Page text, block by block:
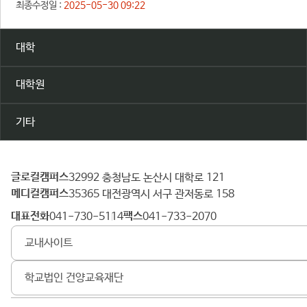
최종수정일 : 2025-05-30 09:22
대학
대학원
기타
건
양
대
학
글로컬캠퍼스 32992 충청남도 논산시 대학로 121
메디컬캠퍼스 35365 대전광역시 서구 관저동로 158
대표전화 041-730-5114 팩스 041-733-2070
교내사이트
학교법인 건양교육재단